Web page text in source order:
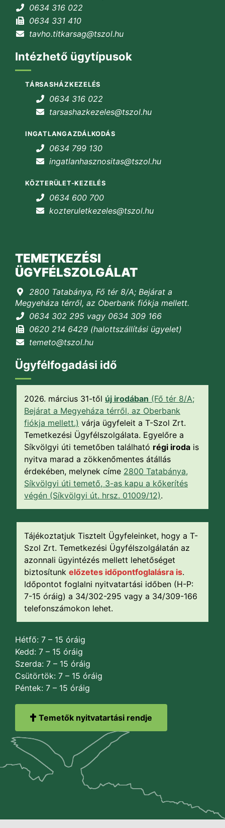
0634 316 022
0634 331 410
tavho.titkarsag@tszol.hu
Intézhető ügytípusok
TÁRSASHÁZKEZELÉS
0634 316 022
tarsashazkezeles@tszol.hu
INGATLANGAZDÁLKODÁS
0634 799 130
ingatlanhasznositas@tszol.hu
KÖZTERÜLET-KEZELÉS
0634 600 700
kozteruletkezeles@tszol.hu
TEMETKEZÉSI
ÜGYFÉLSZOLGÁLAT
2800 Tatabánya, Fő tér 8/A; Bejárat a
Megyeháza térről, az Oberbank fiókja mellett.
0634 302 295 vagy 0634 309 166
0620 214 6429 (halottszállítási ügyelet)
temeto@tszol.hu
Ügyfélfogadási idő
2026. március 31-től új irodában (Fő tér 8/A;
Bejárat a Megyeháza térről, az Oberbank
fiókja mellett.) várja ügyfeleit a T-Szol Zrt.
Temetkezési Ügyfélszolgálata. Egyelőre a
Síkvölgyi úti temetőben található régi iroda is
nyitva marad a zökkenőmentes átállás
érdekében, melynek címe 2800 Tatabánya,
Síkvölgyi úti temető, 3-as kapu a kőkerítés
végén (Síkvölgyi út. hrsz. 01009/12).
Tájékoztatjuk Tisztelt Ügyfeleinket, hogy a T-
Szol Zrt. Temetkezési Ügyfélszolgálatán az
azonnali ügyintézés mellett lehetőséget
biztosítunk előzetes időpontfoglalásra is.
Időpontot foglalni nyitvatartási időben (H-P:
7-15 óráig) a 34/302-295 vagy a 34/309-166
telefonszámokon lehet.
Hétfő: 7 – 15 óráig
Kedd: 7 – 15 óráig
Szerda: 7 – 15 óráig
Csütörtök: 7 – 15 óráig
Péntek: 7 – 15 óráig
Temetők nyitvatartási rendje